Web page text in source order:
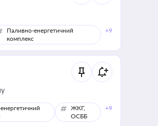
Паливно-енергетичний
комплекс
+9
ЖКГ,
ОСББ
+9